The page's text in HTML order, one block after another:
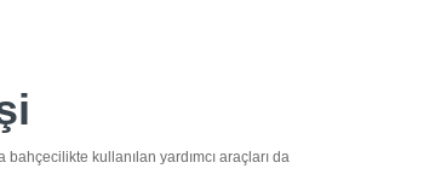
bahçecilikte kullanılan yardımcı araçları da